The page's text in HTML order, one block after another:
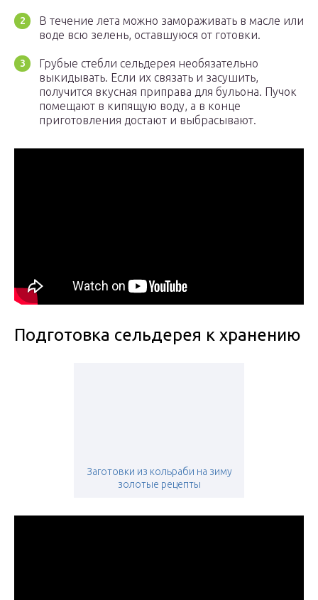
В течение лета можно замораживать в масле или
воде всю зелень, оставшуюся от готовки.
Грубые стебли сельдерея необязательно
выкидывать. Если их связать и засушить,
получится вкусная приправа для бульона. Пучок
помещают в кипящую воду, а в конце
приготовления достают и выбрасывают.
Подготовка сельдерея к хранению
Заготовки из кольраби на зиму
золотые рецепты